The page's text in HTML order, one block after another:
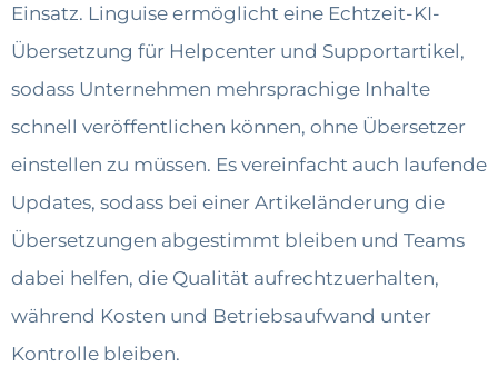
Einsatz. Linguise ermöglicht eine Echtzeit-KI-
Übersetzung für Helpcenter und Supportartikel,
sodass Unternehmen mehrsprachige Inhalte
schnell veröffentlichen können, ohne Übersetzer
einstellen zu müssen. Es vereinfacht auch laufende
Updates, sodass bei einer Artikeländerung die
Übersetzungen abgestimmt bleiben und Teams
dabei helfen, die Qualität aufrechtzuerhalten,
während Kosten und Betriebsaufwand unter
Kontrolle bleiben.